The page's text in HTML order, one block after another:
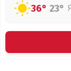
36° 23°